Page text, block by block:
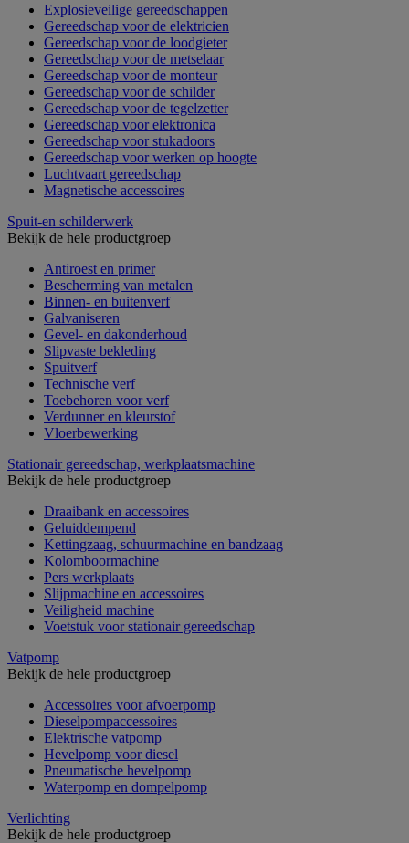
Explosieveilige gereedschappen
Gereedschap voor de elektricien
Gereedschap voor de loodgieter
Gereedschap voor de metselaar
Gereedschap voor de monteur
Gereedschap voor de schilder
Gereedschap voor de tegelzetter
Gereedschap voor elektronica
Gereedschap voor stukadoors
Gereedschap voor werken op hoogte
Luchtvaart gereedschap
Magnetische accessoires
Spuit-en schilderwerk
Bekijk de hele productgroep
Antiroest en primer
Bescherming van metalen
Binnen- en buitenverf
Galvaniseren
Gevel- en dakonderhoud
Slipvaste bekleding
Spuitverf
Technische verf
Toebehoren voor verf
Verdunner en kleurstof
Vloerbewerking
Stationair gereedschap, werkplaatsmachine
Bekijk de hele productgroep
Draaibank en accessoires
Geluiddempend
Kettingzaag, schuurmachine en bandzaag
Kolomboormachine
Pers werkplaats
Slijpmachine en accessoires
Veiligheid machine
Voetstuk voor stationair gereedschap
Vatpomp
Bekijk de hele productgroep
Accessoires voor afvoerpomp
Dieselpompaccessoires
Elektrische vatpomp
Hevelpomp voor diesel
Pneumatische hevelpomp
Waterpomp en dompelpomp
Verlichting
Bekijk de hele productgroep